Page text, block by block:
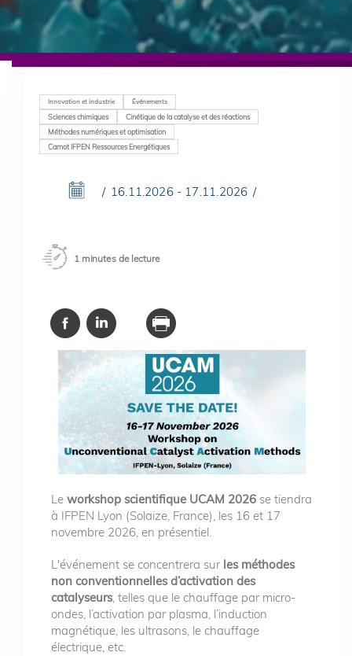
Innovation et industrie Événements
Sciences chimiques
Cinétique de la catalyse et des réactions
Méthodes numériques et optimisation
Carnot IFPEN Ressources Energétiques
16.11.2026 - 17.11.2026
1 minutes de lecture
Le workshop scientifique UCAM 2026 se tiendra
à IFPEN Lyon (Solaize, France), les 16 et 17
novembre 2026, en présentiel.
L'événement se concentrera sur les méthodes
non conventionnelles d’activation des
catalyseurs, telles que le chauffage par micro-
ondes, l’activation par plasma, l’induction
magnétique, les ultrasons, le chauffage
électrique, etc.